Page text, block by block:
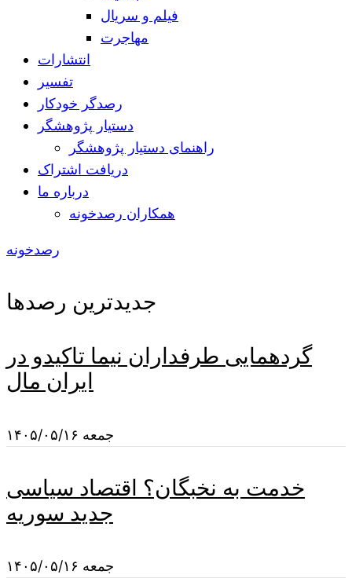
فیلم و سریال
مهاجرت
انتشارات
تفسیر
رصدگر خودکار
دستیار پژوهشگر
راهنمای دستیار پژوهشگر
دریافت اشتراک
درباره ما
همکاران رصدخونه
رصدخونه
جدیدترین رصدها
گردهمایی طرفداران نیما تاکیدو در
ایران مال
جمعه ۱۴۰۵/۰۵/۱۶
خدمت به نخبگان؟ اقتصاد سیاسی
جدید سوریه
جمعه ۱۴۰۵/۰۵/۱۶